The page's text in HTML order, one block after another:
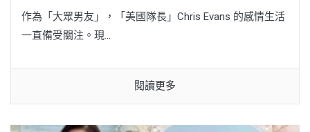
作為「大眾男友」，「美國隊長」Chris Evans 的感情生活
一直備受關注。現...
閱讀更多